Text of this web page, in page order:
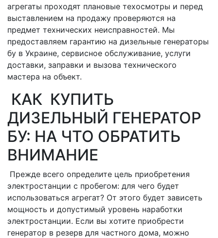
агрегаты проходят плановые техосмотры и перед
выставлением на продажу проверяются на
предмет технических неисправностей. Мы
предоставляем гарантию на дизельные генераторы
бу в Украине, сервисное обслуживание, услуги
доставки, заправки и вызова технического
мастера на объект.
КАК КУПИТЬ
ДИЗЕЛЬНЫЙ ГЕНЕРАТОР
БУ: НА ЧТО ОБРАТИТЬ
ВНИМАНИЕ
Прежде всего определите цель приобретения
электростанции с пробегом: для чего будет
использоваться агрегат? От этого будет зависеть
мощность и допустимый уровень наработки
электростанции. Если вы хотите приобрести
генератор в резерв для частного дома, можно